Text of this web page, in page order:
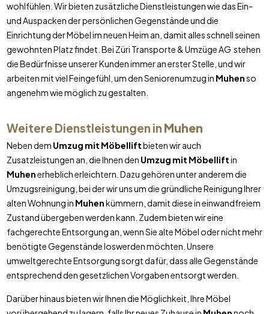
wohlfühlen. Wir bieten zusätzliche Dienstleistungen wie das Ein-
und Auspacken der persönlichen Gegenstände und die
Einrichtung der Möbel im neuen Heim an, damit alles schnell seinen
gewohnten Platz findet. Bei Züri Transporte & Umzüge AG stehen
die Bedürfnisse unserer Kunden immer an erster Stelle, und wir
arbeiten mit viel Feingefühl, um den Seniorenumzug in Muhenso
angenehm wie möglich zu gestalten.
Weitere Dienstleistungen in Muhen
Neben dem Umzug mit Möbelliftbieten wir auch
Zusatzleistungen an, die Ihnen den Umzug mit Möbelliftin
Muhenerheblich erleichtern. Dazu gehören unter anderem die
Umzugsreinigung, bei der wir uns um die gründliche Reinigung Ihrer
alten Wohnung in Muhenkümmern, damit diese in einwandfreiem
Zustand übergeben werden kann. Zudem bieten wir eine
fachgerechte Entsorgung an, wenn Sie alte Möbel oder nicht mehr
benötigte Gegenstände loswerden möchten. Unsere
umweltgerechte Entsorgung sorgt dafür, dass alle Gegenstände
entsprechend den gesetzlichen Vorgaben entsorgt werden.
Darüber hinaus bieten wir Ihnen die Möglichkeit, Ihre Möbel